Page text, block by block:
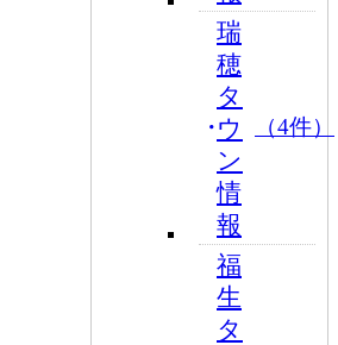
瑞
穂
タ
ウ
ン
情
報
（4件）
福
生
タ